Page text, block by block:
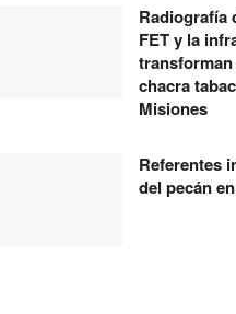
Radiografía
FET y la
chacra
Misiones
Referentes
del pecán